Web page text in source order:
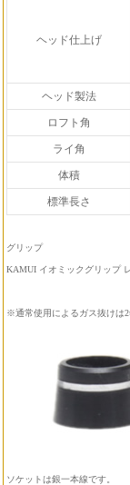
ヘッド仕上げ
ヘッド製法
ロフト角
ライ角
体積
標準長さ
グリップ
KAMUI イオミックグリップ
※通常使用によるガス抜けは2
ソケットは銀一本線です。